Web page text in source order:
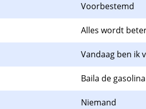
Voorbestemd
Alles wordt
Vandaag ben ik
Baila de gasolina
Niemand